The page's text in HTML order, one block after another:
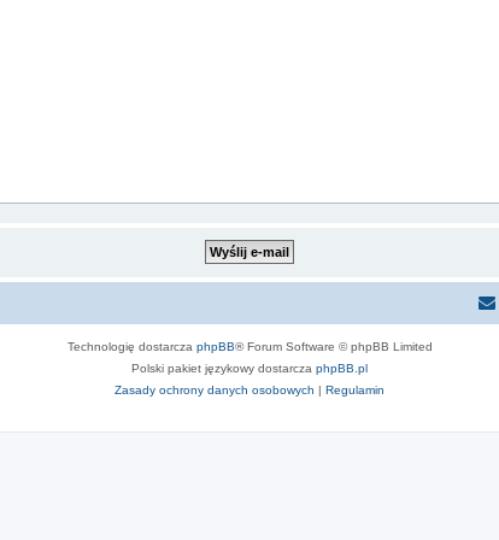
Technologię dostarcza phpBB® Forum Software © phpBB Limited
Polski pakiet językowy dostarcza phpBB.pl
Zasady ochrony danych osobowych | Regulamin